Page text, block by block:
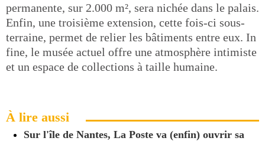
permanente, sur 2.000 m², sera nichée dans le palais.
Enfin, une troisième extension, cette fois-ci sous-
terraine, permet de relier les bâtiments entre eux. In
fine, le musée actuel offre une atmosphère intimiste
et un espace de collections à taille humaine.
À lire aussi
Sur l'île de Nantes, La Poste va (enfin) ouvrir sa